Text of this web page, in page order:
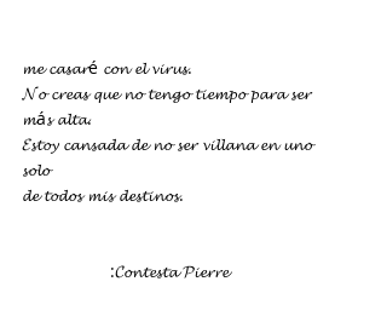
𝓶𝓮 𝓬𝓪𝓼𝓪𝓻é 𝓬𝓸𝓷 𝓮𝓵 𝓿𝓲𝓻𝓾𝓼.
𝓝𝓸 𝓬𝓻𝓮𝓪𝓼 𝓺𝓾𝓮 𝓷𝓸 𝓽𝓮𝓷𝓰𝓸 𝓽𝓲𝓮𝓶𝓹𝓸 𝓹𝓪𝓻𝓪 𝓼𝓮𝓻
𝓶á𝓼 𝓪𝓵𝓽𝓪.
𝓔𝓼𝓽𝓸𝔂 𝓬𝓪𝓷𝓼𝓪𝓭𝓪 𝓭𝓮 𝓷𝓸 𝓼𝓮𝓻 𝓿𝓲𝓵𝓵𝓪𝓷𝓪 𝓮𝓷 𝓾𝓷𝓸
𝓼𝓸𝓵𝓸
𝓭𝓮 𝓽𝓸𝓭𝓸𝓼 𝓶𝓲𝓼 𝓭𝓮𝓼𝓽𝓲𝓷𝓸𝓼.
:𝓒𝓸𝓷𝓽𝓮𝓼𝓽𝓪 𝓟𝓲𝓮𝓻𝓻𝓮